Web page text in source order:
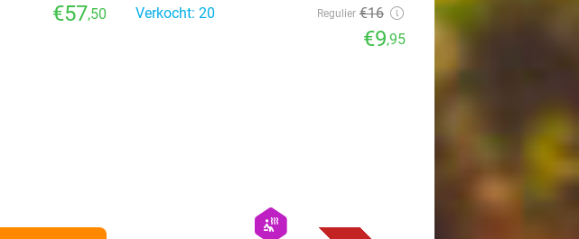
€57,50
Verkocht: 20
Regulier €16
€9,95
hexagon
wellness